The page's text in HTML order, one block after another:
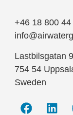
+46 18 800 44
Lastbilsgatan 9
754 54
Sweden